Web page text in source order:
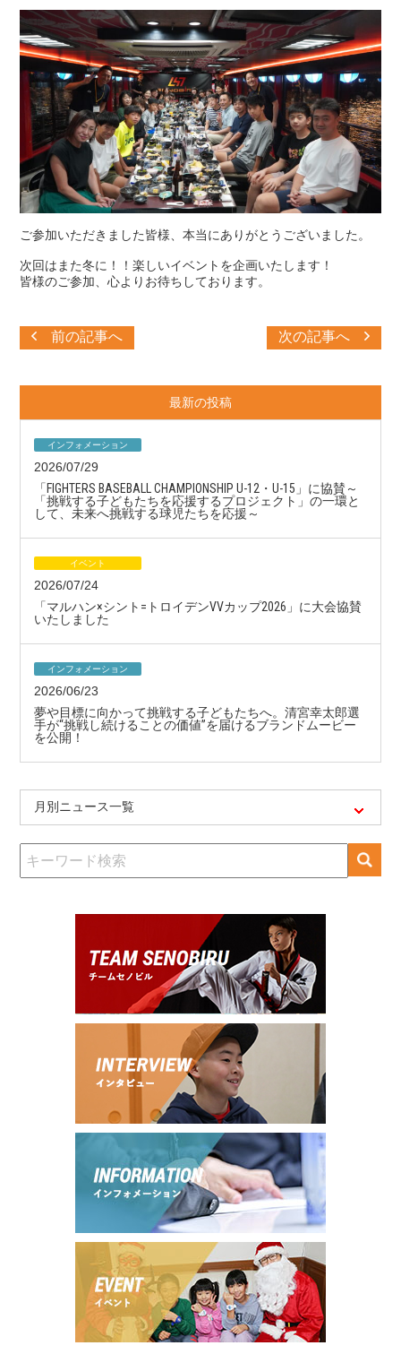
ご参加いただきました皆様、本当にありがとうございました。
次回はまた冬に！！楽しいイベントを企画いたします！
皆様のご参加、心よりお待ちしております。
前の記事へ 次の記事へ
最新の投稿
インフォメーション
2026/07/29
「FIGHTERS BASEBALL CHAMPIONSHIP U-12・U-15」に協賛～
「挑戦する子どもたちを応援するプロジェクト」の一環と
して、未来へ挑戦する球児たちを応援～
イベント
2026/07/24
「マルハン×シント=トロイデンVVカップ2026」に大会協賛
いたしました
インフォメーション
2026/06/23
夢や目標に向かって挑戦する子どもたちへ。清宮幸太郎選
手が“挑戦し続けることの価値”を届けるブランドムービー
を公開！
月別ニュース一覧
索